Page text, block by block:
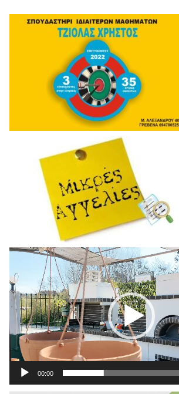
Πρόγραμμα
Αναπαραγωγής
Βίντεο
00:00